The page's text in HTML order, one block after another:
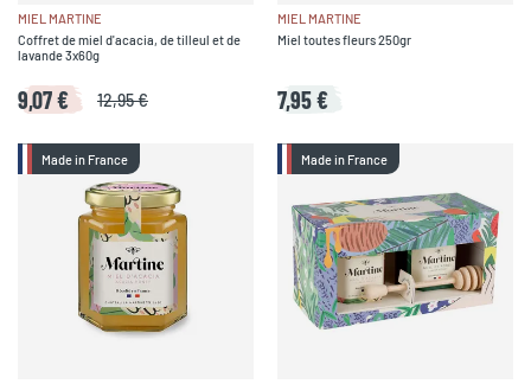
MIEL MARTINE
Coffret de miel d'acacia, de tilleul et de
lavande 3x60g
9,07 € 12,95 €
MIEL MARTINE
Miel toutes fleurs 250gr
7,95 €
Made in France Made in France